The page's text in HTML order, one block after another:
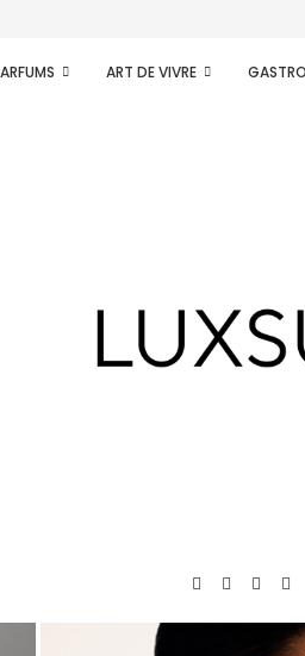
d’une nouvelle...
ART DE VIVRE